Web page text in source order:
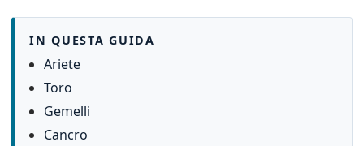
IN QUESTA GUIDA
Ariete
Toro
Gemelli
Cancro